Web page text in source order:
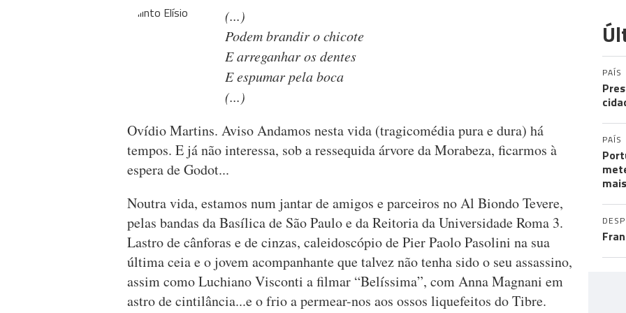
(...)
Podem brandir o chicote
E arreganhar os dentes
E espumar pela boca
(...)
Ovídio Martins. Aviso Andamos nesta vida (tragicomédia pura e dura) há
tempos. E já não interessa, sob a ressequida árvore da Morabeza, ficarmos à
espera de Godot...
Noutra vida, estamos num jantar de amigos e parceiros no Al Biondo Tevere,
pelas bandas da Basílica de São Paulo e da Reitoria da Universidade Roma 3.
Lastro de cânforas e de cinzas, caleidoscópio de Pier Paolo Pasolini na sua
última ceia e o jovem acompanhante que talvez não tenha sido o seu assassino,
assim como Luchiano Visconti a filmar “Belíssima”, com Anna Magnani em
astro de cintilância...e o frio a permear-nos aos ossos liquefeitos do Tibre.
PAÍS
PAÍS